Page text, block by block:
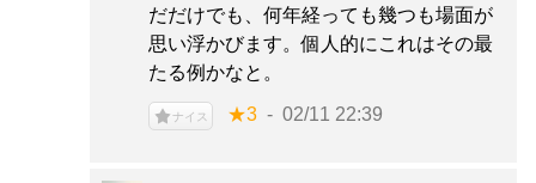
だだけでも、何年経っても幾つも場面が
思い浮かびます。個人的にこれはその最
たる例かなと。
ナイス ★3 02/11 22:39